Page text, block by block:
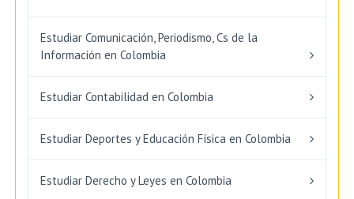
Estudiar Comunicación, Periodismo, Cs de la
Información en Colombia
Estudiar Contabilidad en Colombia
Estudiar Deportes y Educación Física en Colombia
Estudiar Derecho y Leyes en Colombia